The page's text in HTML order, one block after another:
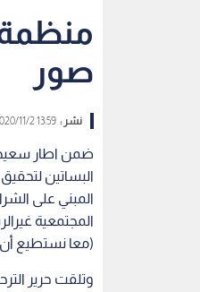
منظمة
صور
نشر :13:59 2020/11/2
ضمن اطار سعيها
البساتين
المبني على
المجتمعية
(معا نستطيع أن
وتلقت حرير